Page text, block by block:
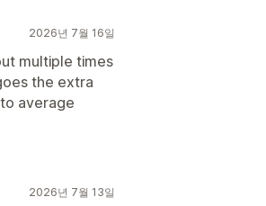
2026년 7월 16일
multiple times
the extra
average
2026년 7월 13일